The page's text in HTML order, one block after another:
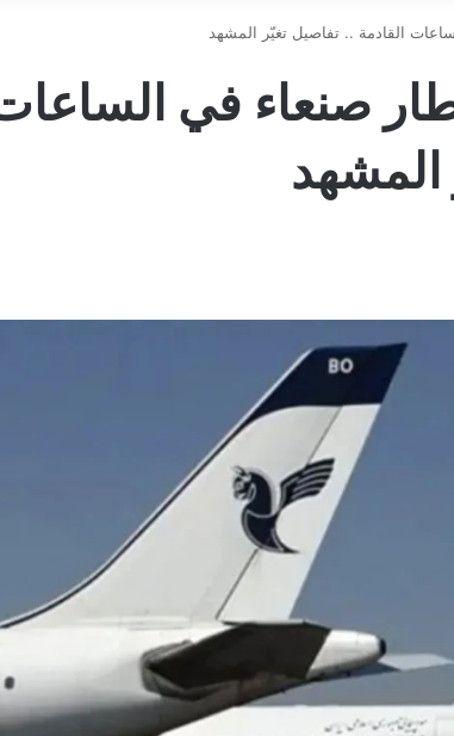
القادمة .. تفاصيل تغيّر المشهد
صنعاء في
المشهد